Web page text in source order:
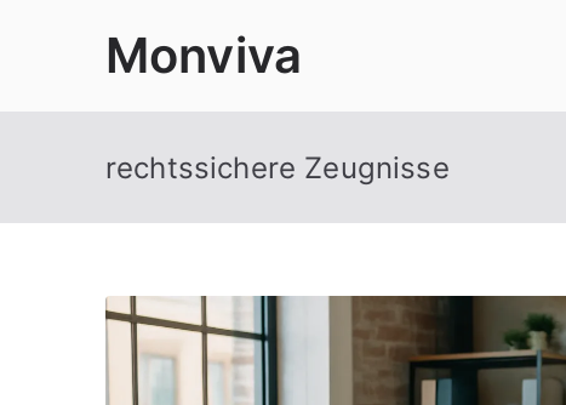
Monviva
rechtssichere Zeugnisse